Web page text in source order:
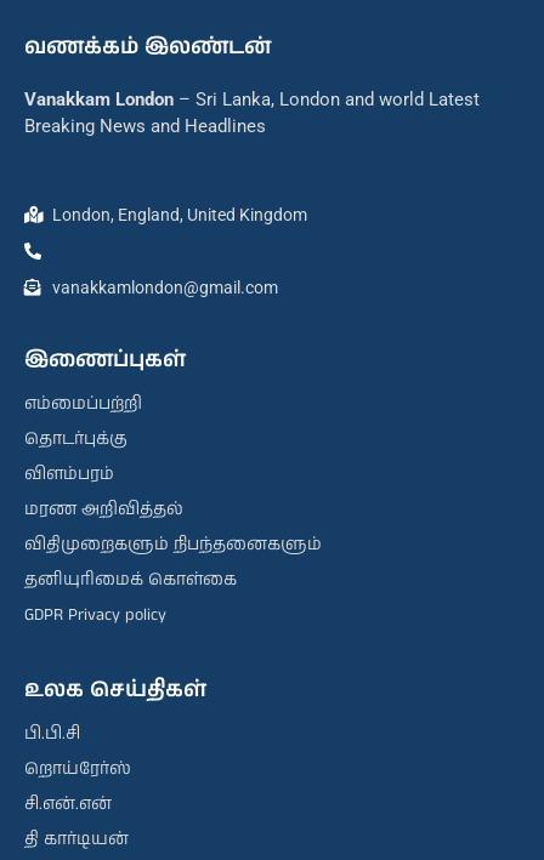
வணக்கம் இலண்டன்
Vanakkam London – Sri Lanka, London and world Latest
Breaking News and Headlines
London, England, United Kingdom
vanakkamlondon@gmail.com
இணைப்புகள்
எம்மைப்பற்றி
தொடர்புக்கு
விளம்பரம்
மரண அறிவித்தல்
விதிமுறைகளும் நிபந்தனைகளும்
தனியுரிமைக் கொள்கை
GDPR Privacy policy
உலக செய்திகள்
பி.பி.சி
றொய்ரேர்ஸ்
சி.என்.என்
தி கார்டியன்